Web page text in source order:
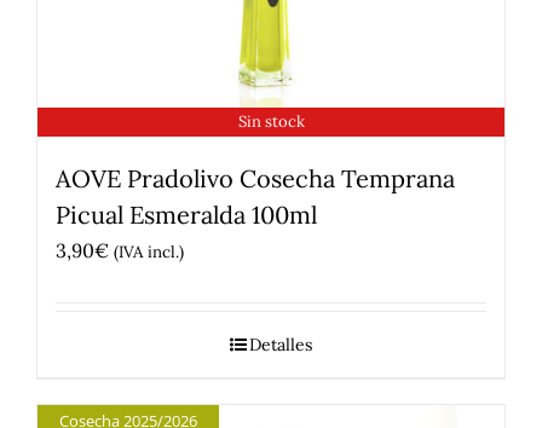
Sin stock
AOVE Pradolivo Cosecha Temprana
Picual Esmeralda 100ml
3,90€ (IVA incl.)
Detalles
Cosecha 2025/2026